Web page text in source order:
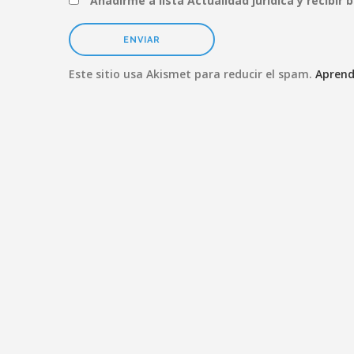
Este sitio usa Akismet para reducir el spam.